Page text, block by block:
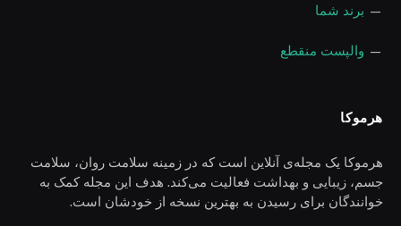
— برند شما
— والپست منقطع
هرموکا
هرموکا یک مجله‌ی آنلاین است که در زمینه سلامت روان، سلامت
جسم، زیبایی و بهداشت فعالیت می‌کند. هدف این مجله کمک به
خوانندگان برای رسیدن به بهترین نسخه از خودشان است.